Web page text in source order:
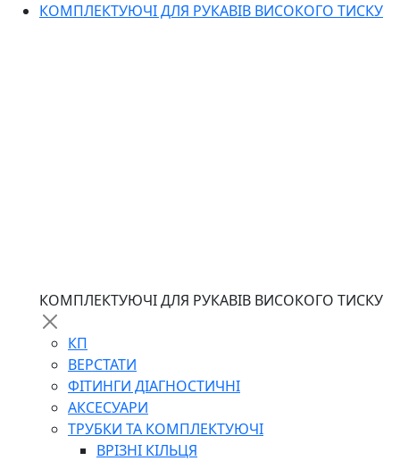
КОМПЛЕКТУЮЧІ ДЛЯ РУКАВІВ ВИСОКОГО ТИСКУ
КОМПЛЕКТУЮЧІ ДЛЯ РУКАВІВ ВИСОКОГО ТИСКУ
КП
ВЕРСТАТИ
ФІТИНГИ ДІАГНОСТИЧНІ
АКСЕСУАРИ
ТРУБКИ ТА КОМПЛЕКТУЮЧІ
ВРІЗНІ КІЛЬЦЯ